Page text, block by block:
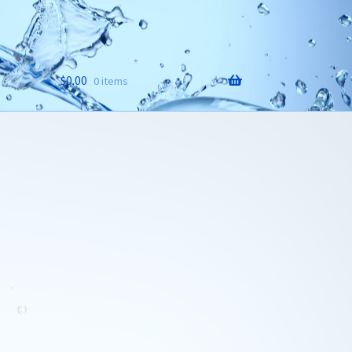
$0.00 0 items